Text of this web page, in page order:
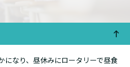
になり、昼休みにロータリーで昼食